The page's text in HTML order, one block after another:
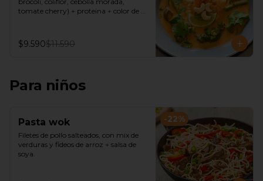
tomate cherry) + proteina + color de
$9.590$11.590
Para niños
-22%
Pasta wok
Filetes de pollo salteados, con mix de
verduras y fideos de arroz + salsa de
soya.